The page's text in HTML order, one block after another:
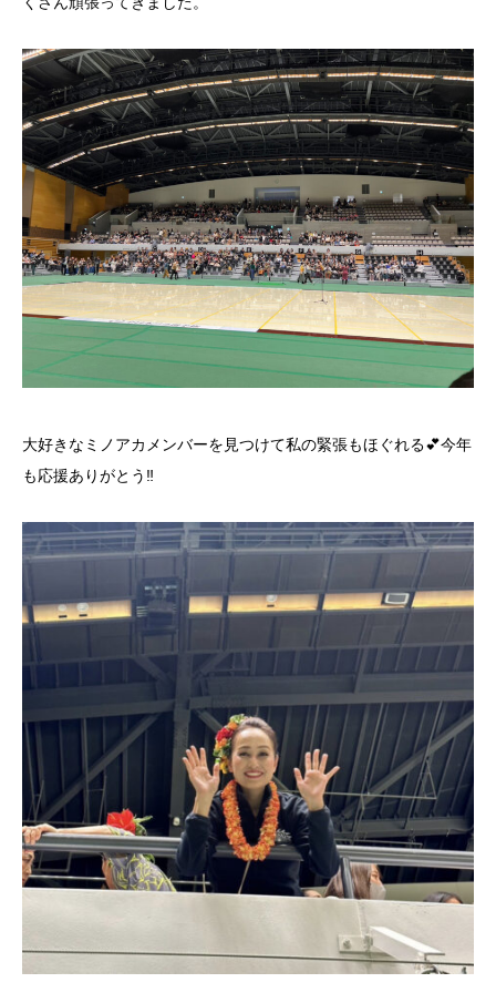
大好きなミノアカメンバーを見つけて私の緊張もほぐれる💕今年
も応援ありがとう‼︎